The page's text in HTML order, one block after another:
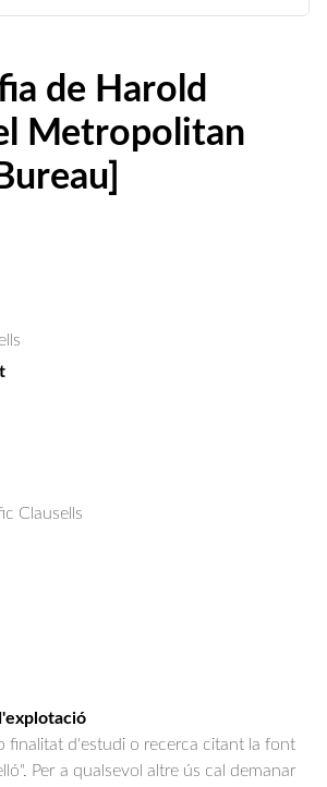
de Harold
Metropolitan
Clausells
finalitat d'estudi o recerca citant la font
Per a qualsevol altre ús cal demanar